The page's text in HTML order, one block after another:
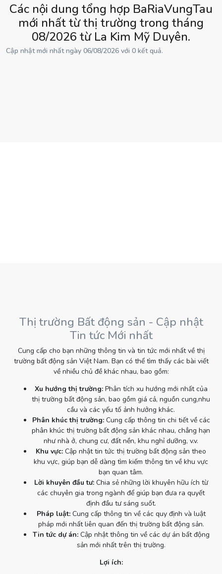
Các nội dung tổng hợp BaRiaVungTau
mới nhất từ thị trường trong tháng
08/2026 từ La Kim Mỹ Duyên.
Cập nhật mới nhất ngày 06/08/2026 với 0 kết quả.
Thị trường Bất động sản - Cập nhật
Tin tức Mới nhất
Cung cấp cho bạn những thông tin và tin tức mới nhất về thị
trường bất động sản Việt Nam. Bạn có thể tìm thấy các bài viết
về nhiều chủ đề khác nhau, bao gồm:
Xu hướng thị trường:Phân tích xu hướng mới nhất của
thị trường bất động sản, bao gồm giá cả, nguồn cung,nhu
cầu và các yếu tố ảnh hưởng khác.
Phân khúc thị trường:Cung cấp thông tin chi tiết về các
phân khúc thị trường bất động sản khác nhau, chẳng hạn
như nhà ở, chung cư, đất nền, khu nghỉ dưỡng, v.v.
Khu vực: Cập nhật tin tức thị trường bất động sản theo
khu vực, giúp bạn dễ dàng tìm kiếm thông tin về khu vực
bạn quan tâm.
Lời khuyên đầu tư:Chia sẻ những lời khuyên hữu ích từ
các chuyên gia trong ngành để giúp bạn đưa ra quyết
định đầu tư sáng suốt.
Pháp luật:Cung cấp thông tin về các quy định và luật
pháp mới nhất liên quan đến thị trường bất động sản.
Tin tức dự án:Cập nhật thông tin về các dự án bất động
sản mới nhất trên thị trường.
Lợi ích: